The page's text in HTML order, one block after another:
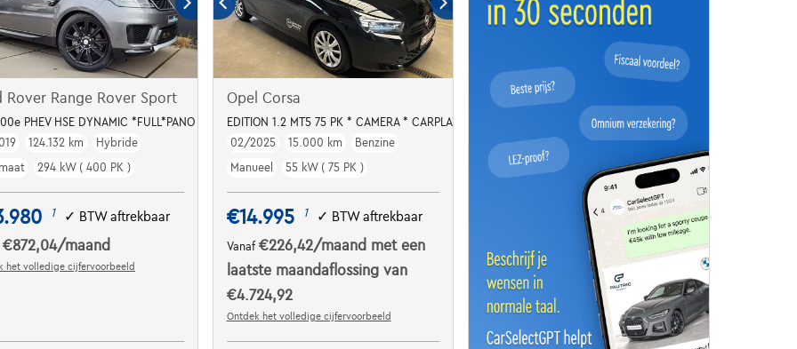
Rover Range Rover Sport
PHEV HSE DYNAMIC *FULL*PANO DAK*ACC*MEMORY
124.132 km
Hybride
294 kW ( 400 PK )
1 ✓ BTW aftrekbaar
€872,04/maand
het volledige cijfervoorbeeld
Opel Corsa
EDITION 1.2 MT5 75 PK * CAMERA * CARPLAY * DIGITAL
02/2025
15.000 km
Benzine
Manueel
55 kW ( 75 PK )
€14.995 1 ✓ BTW aftrekbaar
Vanaf €226,42/maand met een
laatste maandaflossing van
€4.724,92
Ontdek het volledige cijfervoorbeeld